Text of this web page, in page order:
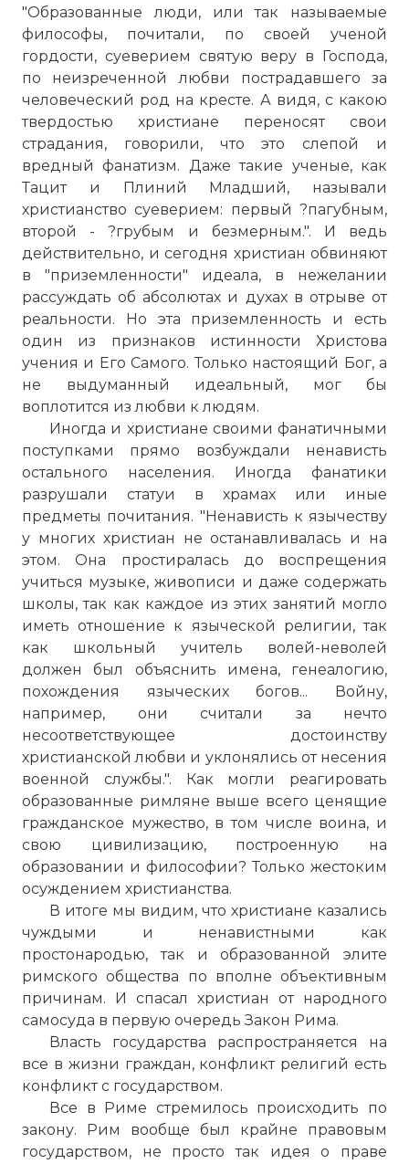
"Образованные люди, или так называемые
философы, почитали, по своей ученой
гордости, суеверием святую веру в Господа,
по неизреченной любви пострадавшего за
человеческий род на кресте. А видя, с какою
твердостью христиане переносят свои
страдания, говорили, что это слепой и
вредный фанатизм. Даже такие ученые, как
Тацит и Плиний Младший, называли
христианство суеверием: первый ?пагубным,
второй - ?грубым и безмерным.". И ведь
действительно, и сегодня христиан обвиняют
в "приземленности" идеала, в нежелании
рассуждать об абсолютах и духах в отрыве от
реальности. Но эта приземленность и есть
один из признаков истинности Христова
учения и Его Самого. Только настоящий Бог, а
не выдуманный идеальный, мог бы
воплотится из любви к людям.
Иногда и христиане своими фанатичными
поступками прямо возбуждали ненависть
остального населения. Иногда фанатики
разрушали статуи в храмах или иные
предметы почитания. "Ненависть к язычеству
у многих христиан не останавливалась и на
этом. Она простиралась до воспрещения
учиться музыке, живописи и даже содержать
школы, так как каждое из этих занятий могло
иметь отношение к языческой религии, так
как школьный учитель волей-неволей
должен был объяснить имена, генеалогию,
похождения языческих богов... Войну,
например, они считали за нечто
несоответствующее достоинству
христианской любви и уклонялись от несения
военной службы.". Как могли реагировать
образованные римляне выше всего ценящие
гражданское мужество, в том числе воина, и
свою цивилизацию, построенную на
образовании и философии? Только жестоким
осуждением христианства.
В итоге мы видим, что христиане казались
чуждыми и ненавистными как
простонародью, так и образованной элите
римского общества по вполне объективным
причинам. И спасал христиан от народного
самосуда в первую очередь Закон Рима.
Власть государства распространяется на
все в жизни граждан, конфликт религий есть
конфликт с государством.
Все в Риме стремилось происходить по
закону. Рим вообще был крайне правовым
государством, не просто так идея о праве
☓